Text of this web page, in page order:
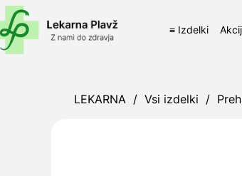
≡ Izdelki
LEKARNA / Vsi izdelki /